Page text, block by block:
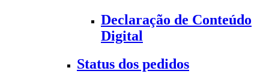
Declaração de Conteúdo
Digital
Status dos pedidos